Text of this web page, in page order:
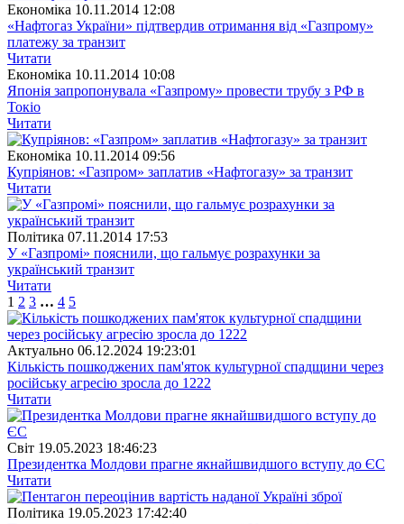
Економіка 10.11.2014 12:08
«Нафтогаз України» підтвердив отримання від «Газпрому»
платежу за транзит
Читати
Економіка 10.11.2014 10:08
Японія запропонувала «Газпрому» провести трубу з РФ в
Токіо
Читати
Економіка 10.11.2014 09:56
Купріянов: «Газпром» заплатив «Нафтогазу» за транзит
Читати
Полiтика 07.11.2014 17:53
У «Газпромі» пояснили, що гальмує розрахунки за
український транзит
Читати
1 2 3 … 4 5
Актуально 06.12.2024 19:23:01
Кількість пошкоджених пам'яток культурної спадщини через
російську агресію зросла до 1222
Читати
Свiт 19.05.2023 18:46:23
Президентка Молдови прагне якнайшвидшого вступу до ЄС
Читати
Полiтика 19.05.2023 17:42:40